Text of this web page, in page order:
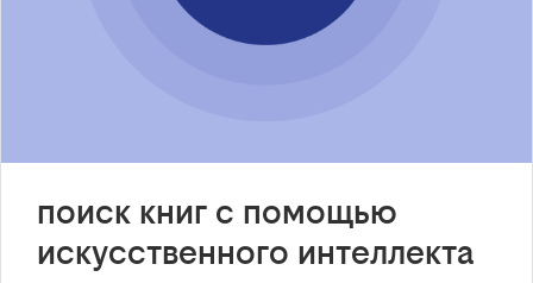
поиск книг с помощью
искусственного интеллекта